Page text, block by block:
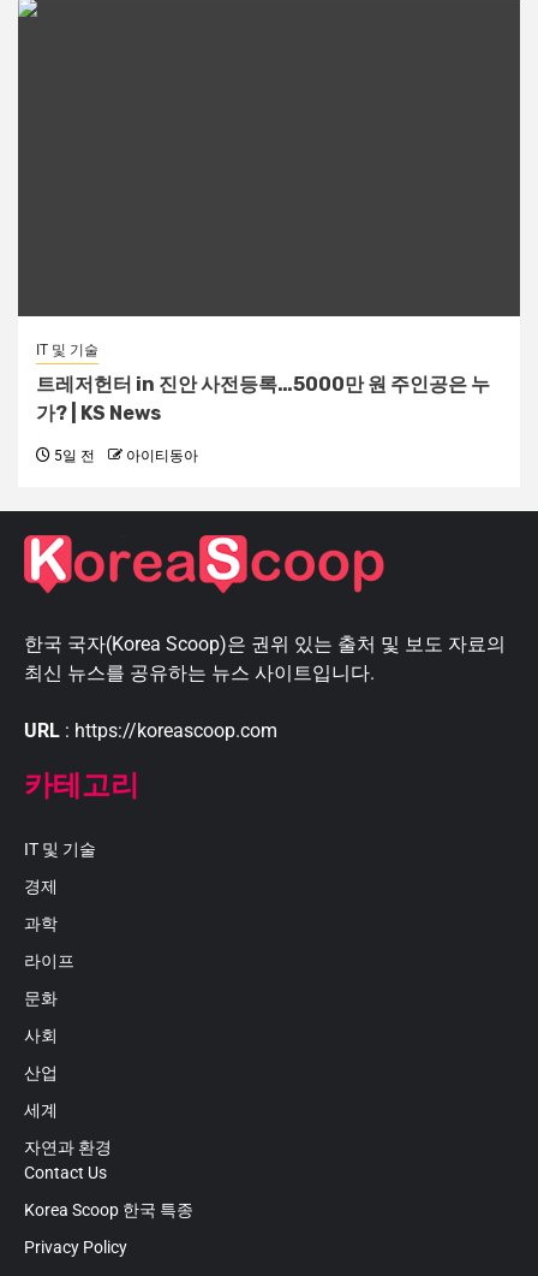
IT 및 기술
트레저헌터 in 진안 사전등록…5000만 원 주인공은 누
가? | KS News
5일 전 아이티동아
한국 국자(Korea Scoop)은 권위 있는 출처 및 보도 자료의
최신 뉴스를 공유하는 뉴스 사이트입니다.
URL : https://koreascoop.com
카테고리
IT 및 기술
경제
과학
라이프
문화
사회
산업
세계
자연과 환경
Contact Us
Korea Scoop 한국 특종
Privacy Policy